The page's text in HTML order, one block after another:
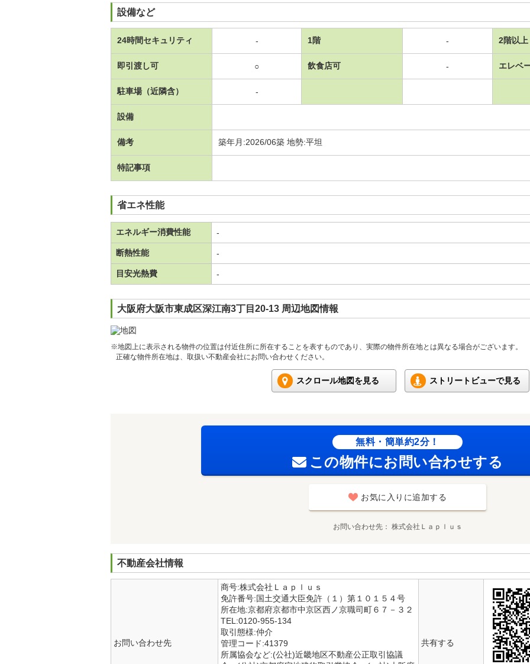
設備など
24時間セキュリティ - 1階 - 2階以上
即引渡し可 ○ 飲食店可 - エレベ
駐車場（近隣含） -
設備
備考 築年月:2026/06築 地勢:平坦
特記事項
省エネ性能
エネルギー消費性能 -
断熱性能 -
目安光熱費 -
大阪府大阪市東成区深江南3丁目20-13 周辺地図情報
※地図上に表示される物件の位置は付近住所に所在することを表すものであり、実際の物件所在地とは異なる場合がございます。
正確な物件所在地は、取扱い不動産会社にお問い合わせください。
スクロール地図を見る ストリートビューで見る
無料・簡単約2分！
この物件にお問い合わせする
お気に入りに追加する
お問い合わせ先 株式会社Ｌａｐｌｕｓ
不動産会社情報
お問い合わせ先
商号:株式会社Ｌａｐｌｕｓ
免許番号:国土交通大臣免許（１）第１０１５４号
所在地:京都府京都市中京区西ノ京職司町６７－３２
TEL:0120-955-134
取引態様:仲介
管理コード:41379
所属協会など:(公社)近畿地区不動産公正取引協議
共有する